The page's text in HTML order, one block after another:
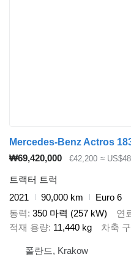
₩69,420,000 €42,200 ≈
트랙터 트럭
2021
90,000 km
Euro 6
동력 350 마력 (257 kW) 연
적재 용량 11,440 kg 차축
폴란드, Krakow